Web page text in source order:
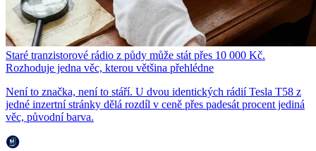
Staré tranzistorové rádio z půdy může stát přes 10 000 Kč.
Rozhoduje jedna věc, kterou většina přehlédne
Není to značka, není to stáří. U dvou identických rádií Tesla T58 z
jedné inzertní stránky dělá rozdíl v ceně přes padesát procent jediná
věc, původní barva.